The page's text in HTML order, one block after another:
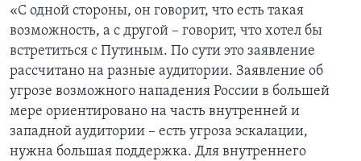
«С одной стороны, он говорит, что есть такая
возможность, а с другой – говорит, что хотел бы
встретиться с Путиным. По сути это заявление
рассчитано на разные аудитории. Заявление об
угрозе возможного нападения России в большей
мере ориентировано на часть внутренней и
западной аудитории – есть угроза эскалации,
нужна большая поддержка. Для внутреннего